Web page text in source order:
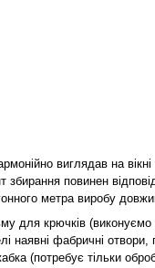
виглядав на
збирання повинен
метра виробу
для крючків (виконуємо
наявні фабричні отвори,
(потребує тільки